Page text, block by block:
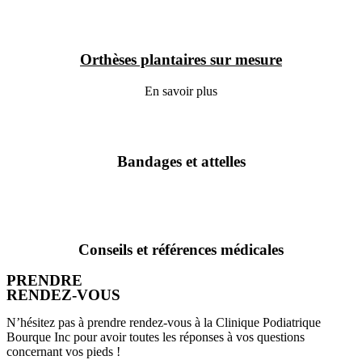
Orthèses plantaires sur mesure
En savoir plus
Bandages et attelles
Conseils et références médicales
PRENDRE
RENDEZ-VOUS
N’hésitez pas à prendre rendez-vous à la Clinique Podiatrique
Bourque Inc pour avoir toutes les réponses à vos questions
concernant vos pieds !